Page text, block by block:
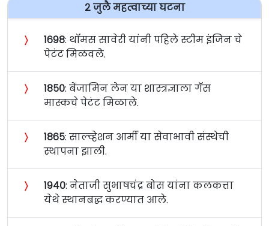
२ जुलै महत्वाच्या घटना
〉 १६९८: थॉमस सावेरी यांनी पहिले स्टीम इंजिन चे
पेटंट मिळवले.
〉 १८५०: बेंजामिन लेन या शास्त्रज्ञाला गॅस
मास्कचे पेटंट मिळाले.
〉 १८६५: साल्व्हेशन आर्मी या सेवाभावी संस्थेची
स्थापना झाली.
〉 १९४०: नेताजी सुभाषचंद्र बोस यांना कलकत्ता
येथे स्थानबद्ध करण्यात आले.